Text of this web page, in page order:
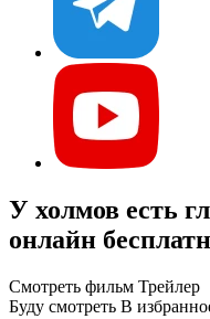
У холмов есть
онлайн
Смотреть фильм Трейлер
Буду смотреть В